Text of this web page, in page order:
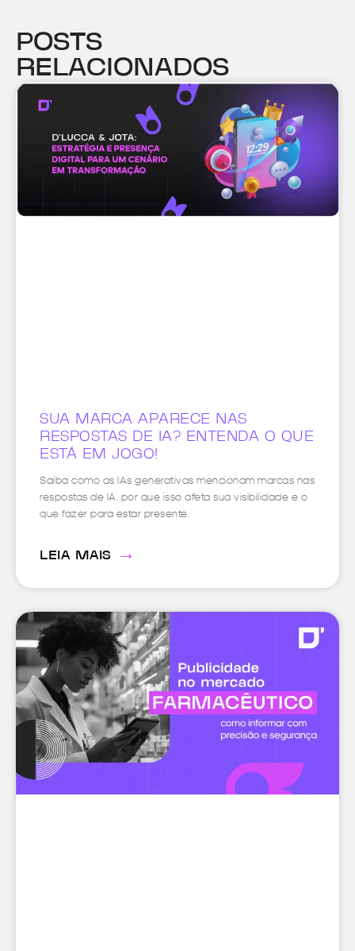
POSTS
RELACIONADOS
SUA MARCA APARECE NAS
RESPOSTAS DE IA? ENTENDA O QUE
ESTÁ EM JOGO!
Saiba como as IAs generativas mencionam marcas nas
respostas de IA, por que isso afeta sua visibilidade e o
que fazer para estar presente.
LEIA MAIS →